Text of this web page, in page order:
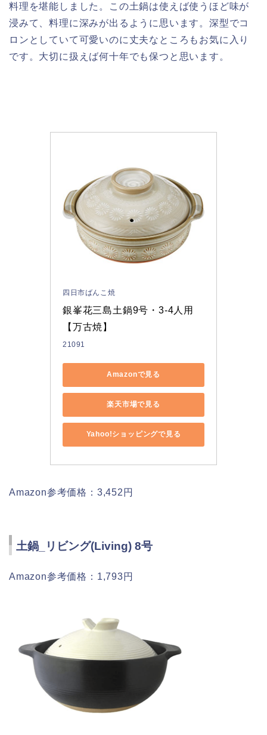
料理を堪能しました。この土鍋は使えば使うほど味が
浸みて、料理に深みが出るように思います。深型でコ
ロンとしていて可愛いのに丈夫なところもお気に入り
です。大切に扱えば何十年でも保つと思います。
四日市ばんこ焼
銀峯花三島土鍋9号・3-4人用
【万古焼】
21091
Amazonで見る
楽天市場で見る
Yahoo!ショッピングで見る
Amazon参考価格：3,452円
土鍋_リビング(Living) 8号
Amazon参考価格：1,793円